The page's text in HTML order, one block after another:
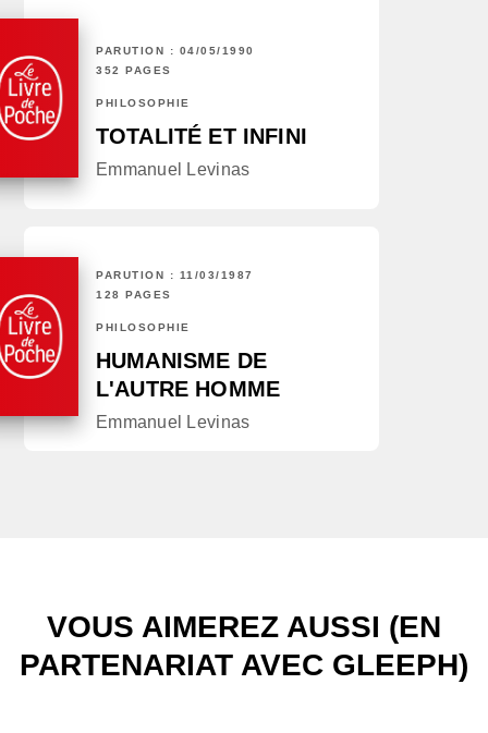
PARUTION : 04/05/1990
352 PAGES
PHILOSOPHIE
TOTALITÉ ET INFINI
Emmanuel Levinas
PARUTION : 11/03/1987
128 PAGES
PHILOSOPHIE
HUMANISME DE
L'AUTRE HOMME
Emmanuel Levinas
VOUS AIMEREZ AUSSI (EN
PARTENARIAT AVEC GLEEPH)